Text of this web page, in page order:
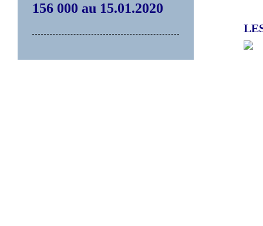
156 000 au 15.01.2020